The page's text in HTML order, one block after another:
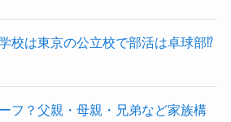
校は東京の公立校で部活は卓球部⁉
フ？父親・母親・兄弟など家族構